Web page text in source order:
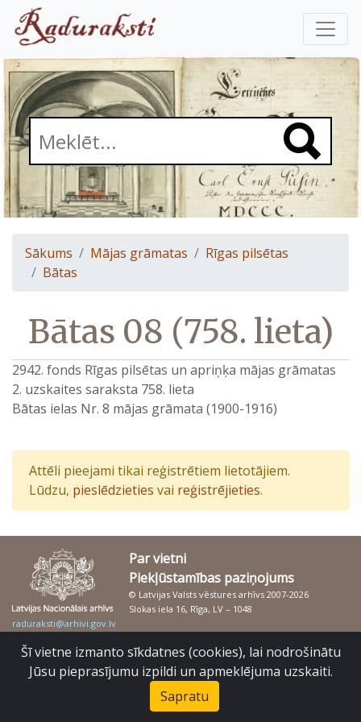
Sākums Mājas grāmatas
Rīgas pilsētas
Bātas
Bātas 08 (758. lieta)
2942. fonds Rīgas pilsētas un apriņķa mājas grāmatas
2. uzskaites saraksta 758. lieta
Bātas ielas Nr. 8 mājas grāmata (1900-1916)
Attēli pieejami tikai reģistrētiem lietotājiem.
Lūdzu, pieslēdzieties vai reģistrējieties.
Par vietni
Piekļūstamības paziņojums
© Latvijas Valsts vēstures arhīvs 2007-2026
Slokas iela 16, Rīga, LV – 1048
raduraksti@arhivi.gov.lv
Šī vietne izmanto sīkdatnes (cookies), lai nodrošinātu
Jūsu pieprasījumu izpildi un apmeklējuma uzskaiti.
Sapratu